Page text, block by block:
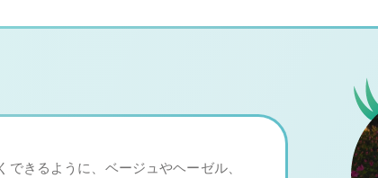
きるように、ベージュやヘーゼル、